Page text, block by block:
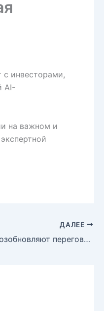
с инвесторами,
AI-
на важном и
ДАЛЕЕ
Белый дом, банки и криптокомпании возобновляют переговоры о стимулировании стейблкоинов